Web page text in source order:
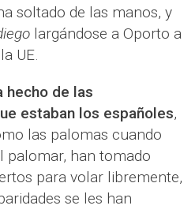
soltado de las manos, y
largándose a Oporto a
UE.
hecho de las
estaban los españoles,
las palomas cuando
palomar, han tomado
para volar libremente,
se les han